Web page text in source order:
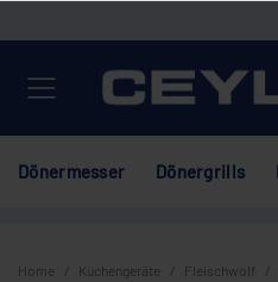
Dönermesser Dönergrills
Home Küchengeräte Fleischwolf